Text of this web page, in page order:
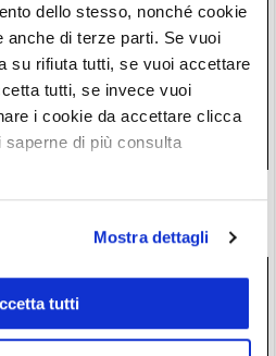
dello stesso, nonché cookie
di terze parti. Se vuoi
su rifiuta tutti, se vuoi accettare
tutti, se invece vuoi
i cookie da accettare clicca
di più consulta
Mostra dettagli
tutti
attacchi violenti. Francia